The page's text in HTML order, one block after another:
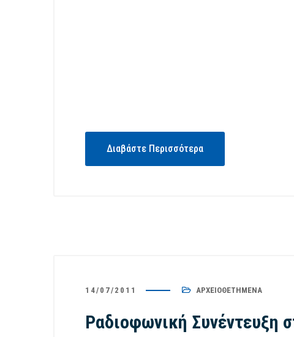
Διαβάστε Περισσότερα
14/07/2011 ΑΡΧΕΙΟΘΕΤΗΜΈΝΑ
Ραδιοφωνική Συνέντευξη